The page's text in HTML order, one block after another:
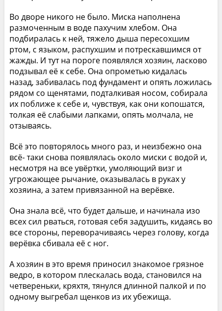
Во дворе никого не было. Миска наполнена
размоченным в воде пахучим хлебом. Она
подбиралась к ней, тяжело дыша пересохшим
ртом, с языком, распухшим и потрескавшимся от
жажды. И тут на пороге появлялся хозяин, ласково
подзывал её к себе. Она опрометью кидалась
назад, забивалась под фундамент и опять ложилась
рядом со щенятами, подталкивая носом, собирала
их поближе к себе и, чувствуя, как они копошатся,
толкая её слабыми лапками, опять молчала, не
отзываясь.
Всё это повторялось много раз, и неизбежно она
всё- таки снова появлялась около миски с водой и,
несмотря на все увёртки, умоляющий визг и
угрожающее рычание, оказывалась в руках у
хозяина, а затем привязанной на верёвке.
Она знала всё, что будет дальше, и начинала изо
всех сил рваться, готовая себя задушить, кидаясь во
все стороны, переворачиваясь через голову, когда
верёвка сбивала её с ног.
А хозяин в это время приносил знакомое грязное
ведро, в котором плескалась вода, становился на
четвереньки, кряхтя, тянулся длинной палкой и по
одному выгребал щенков из их убежища.